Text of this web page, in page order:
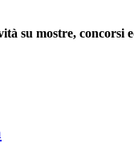
su mostre, concorsi